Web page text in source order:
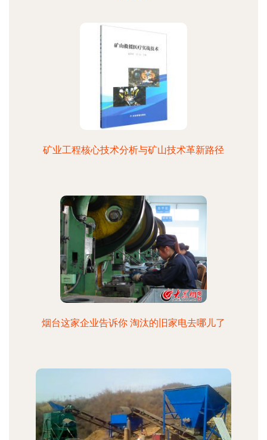
矿业工程核心技术分析与矿山技术革新路径
烟台这家企业告诉你 淘汰的旧家电去哪儿了